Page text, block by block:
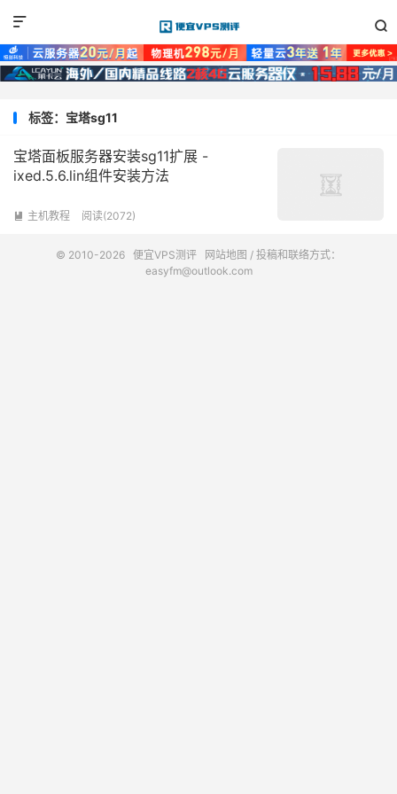


标签：宝塔sg11
宝塔面板服务器安装sg11扩展 -
ixed.5.6.lin组件安装方法
 主机教程 阅读(2072)
© 2010-2026 便宜VPS测评 网站地图 / 投稿和联络方式：
easyfm@outlook.com